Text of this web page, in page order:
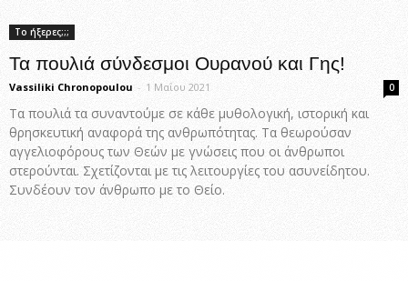
Το ήξερες;;;
Τα πουλιά σύνδεσμοι Ουρανού και Γης!
Vassiliki Chronopoulou - 1 Μαΐου 2021 0
Τα πουλιά τα συναντούμε σε κάθε μυθολογική, ιστορική και
θρησκευτική αναφορά της ανθρωπότητας. Τα θεωρούσαν
αγγελιοφόρους των Θεών με γνώσεις που οι άνθρωποι
στερούνται. Σχετίζονται με τις λειτουργίες του ασυνείδητου.
Συνδέουν τον άνθρωπο με το Θείο.